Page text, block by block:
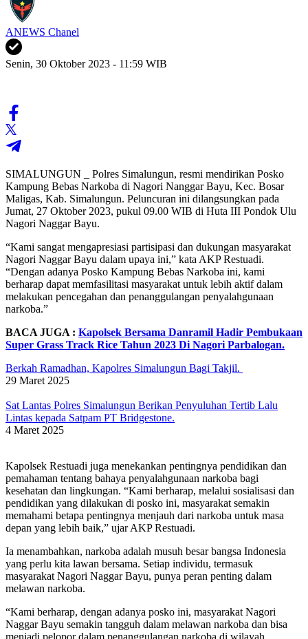
ANEWS Chanel
Senin, 30 Oktober 2023 - 11:59 WIB
SIMALUNGUN _ Polres Simalungun, resmi mendirikan Posko
Kampung Bebas Narkoba di Nagori Nanggar Bayu, Kec. Bosar
Maligas, Kab. Simalungun. Peluncuran ini dilangsungkan pada
Jumat, 27 Oktober 2023, pukul 09.00 WIB di Huta III Pondok Ulu
Nagori Naggar Bayu.
“Kami sangat mengapresiasi partisipasi dan dukungan masyarakat
Nagori Naggar Bayu dalam upaya ini,” kata AKP Restuadi.
“Dengan adanya Posko Kampung Bebas Narkoba ini, kami
berharap dapat memfasilitasi masyarakat untuk lebih aktif dalam
melakukan pencegahan dan penanggulangan penyalahgunaan
narkoba.”
BACA JUGA : Kapolsek Bersama Danramil Hadir Pembukaan
Super Grass Track Rice Tahun 2023 Di Nagori Parbalogan.
Berkah Ramadhan, Kapolres Simalungun Bagi Takjil.
29 Maret 2025
Sat Lantas Polres Simalungun Berikan Penyuluhan Tertib Lalu
Lintas kepada Satpam PT Bridgestone.
4 Maret 2025
Kapolsek Restuadi juga menekankan pentingnya pendidikan dan
pemahaman tentang bahaya penyalahgunaan narkoba bagi
kesehatan dan lingkungan. “Kami berharap, melalui sosialisasi dan
pendidikan yang dilakukan di posko ini, masyarakat semakin
memahami betapa pentingnya menjauh dari narkoba untuk masa
depan yang lebih baik,” ujar AKP Restuadi.
Ia menambahkan, narkoba adalah musuh besar bangsa Indonesia
yang perlu kita lawan bersama. Setiap individu, termasuk
masyarakat Nagori Naggar Bayu, punya peran penting dalam
melawan narkoba.
“Kami berharap, dengan adanya posko ini, masyarakat Nagori
Naggar Bayu semakin tangguh dalam melawan narkoba dan bisa
menjadi pelopor dalam penanggulangan narkoba di wilayah